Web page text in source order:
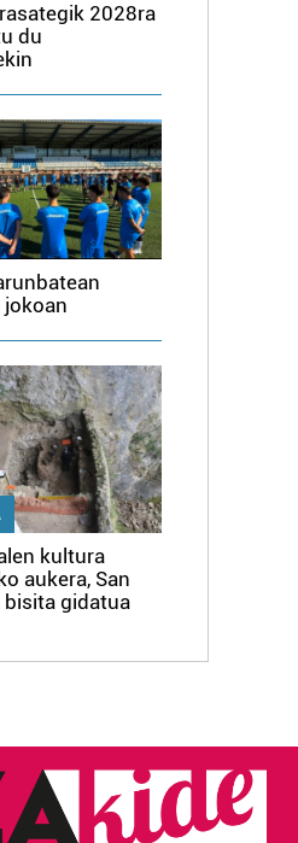
2028ra
du
jokoan
kultura
aukera, San
bisita gidatua